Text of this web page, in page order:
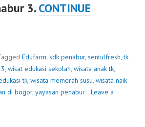
3.CONTINUE
Edufarm, sdk penabur, sentulfresh,tk
, wisat edukasi sekolah, wisata anak tk,
tk, wisata memerah susu, wisata naik
di bogor, yayasan penabur
Leave a